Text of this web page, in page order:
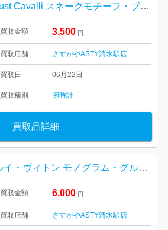
Just Cavalli スネークモチーフ・ブレスレットウォッチ
買取金額 3,500 円
買取店舗 さすがやASTY清水駅店
買取日 06月22日
買取種別 腕時計
買取品詳細
ルイ・ヴィトン モノグラム・グルーム ベルボーイ
買取金額 6,000 円
買取店舗 さすがやASTY清水駅店